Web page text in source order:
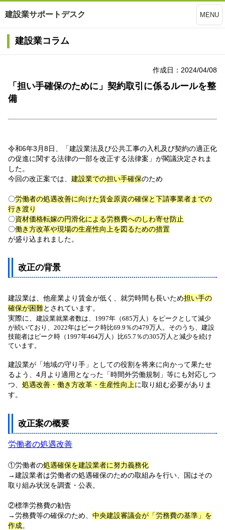
建設業サポートデスク MENU
建設業コラム
作成日：2024/04/08
「担い手確保のために」契約取引に係るルールを整
備
令和6年3月8日、「建設業法及び公共工事の入札及び契約の適正化
の促進に関する法律の一部を改正する法律案」が閣議決定されま
した。
今回の改正案では、 建設業での担い手確保のため
〇労働者の処遇改善に向けた賃金原資の確保と下請事業者までの
行き渡り
〇資材価格転嫁の円滑化による労務費へのしわ寄せ防止
〇働き方改革や現場の生産性向上を図るための措置
が盛り込まれました。
改正の背景
建設業は、他産業より賃金が低く、就労時間も長いため担い手の
確保が困難とされています。
実際に、 建設業就業者数は、1997年（685万人）をピークとして減少
が続いており、2022年はピーク時比69.9％の479万人。 そのうち、建設
技能者はピーク時（1997年464万人）比65.7％の305万人と減少を続け
ています。
建設業が「地域の守り手」としての役割を将来に向かって果たせ
るよう、4月より適用となった「時間外労働規制」等にも対応しつ
つ、 処遇改善・働き方改革・生産性向上に取り組む必要がありま
す。
改正案の概要
労働者の処遇改善
①労働者の処遇確保を建設業者に努力義務化
→建設業者は労働者の処遇確保のための取組みを行い、国はその
取り組み状況を調査・公表。
②標準労務費の勧告
→労務費等の確保のため、 中央建設審議会が「労務費の基準」を
作成。